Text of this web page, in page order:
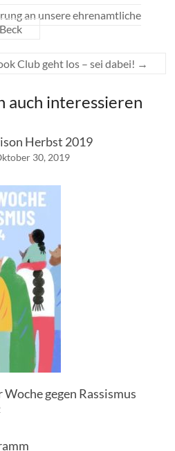
an unsere ehrenamtliche
Club geht los – sei dabei! →
auch interessieren
Herbst 2019
30, 2019
gegen Rassismus